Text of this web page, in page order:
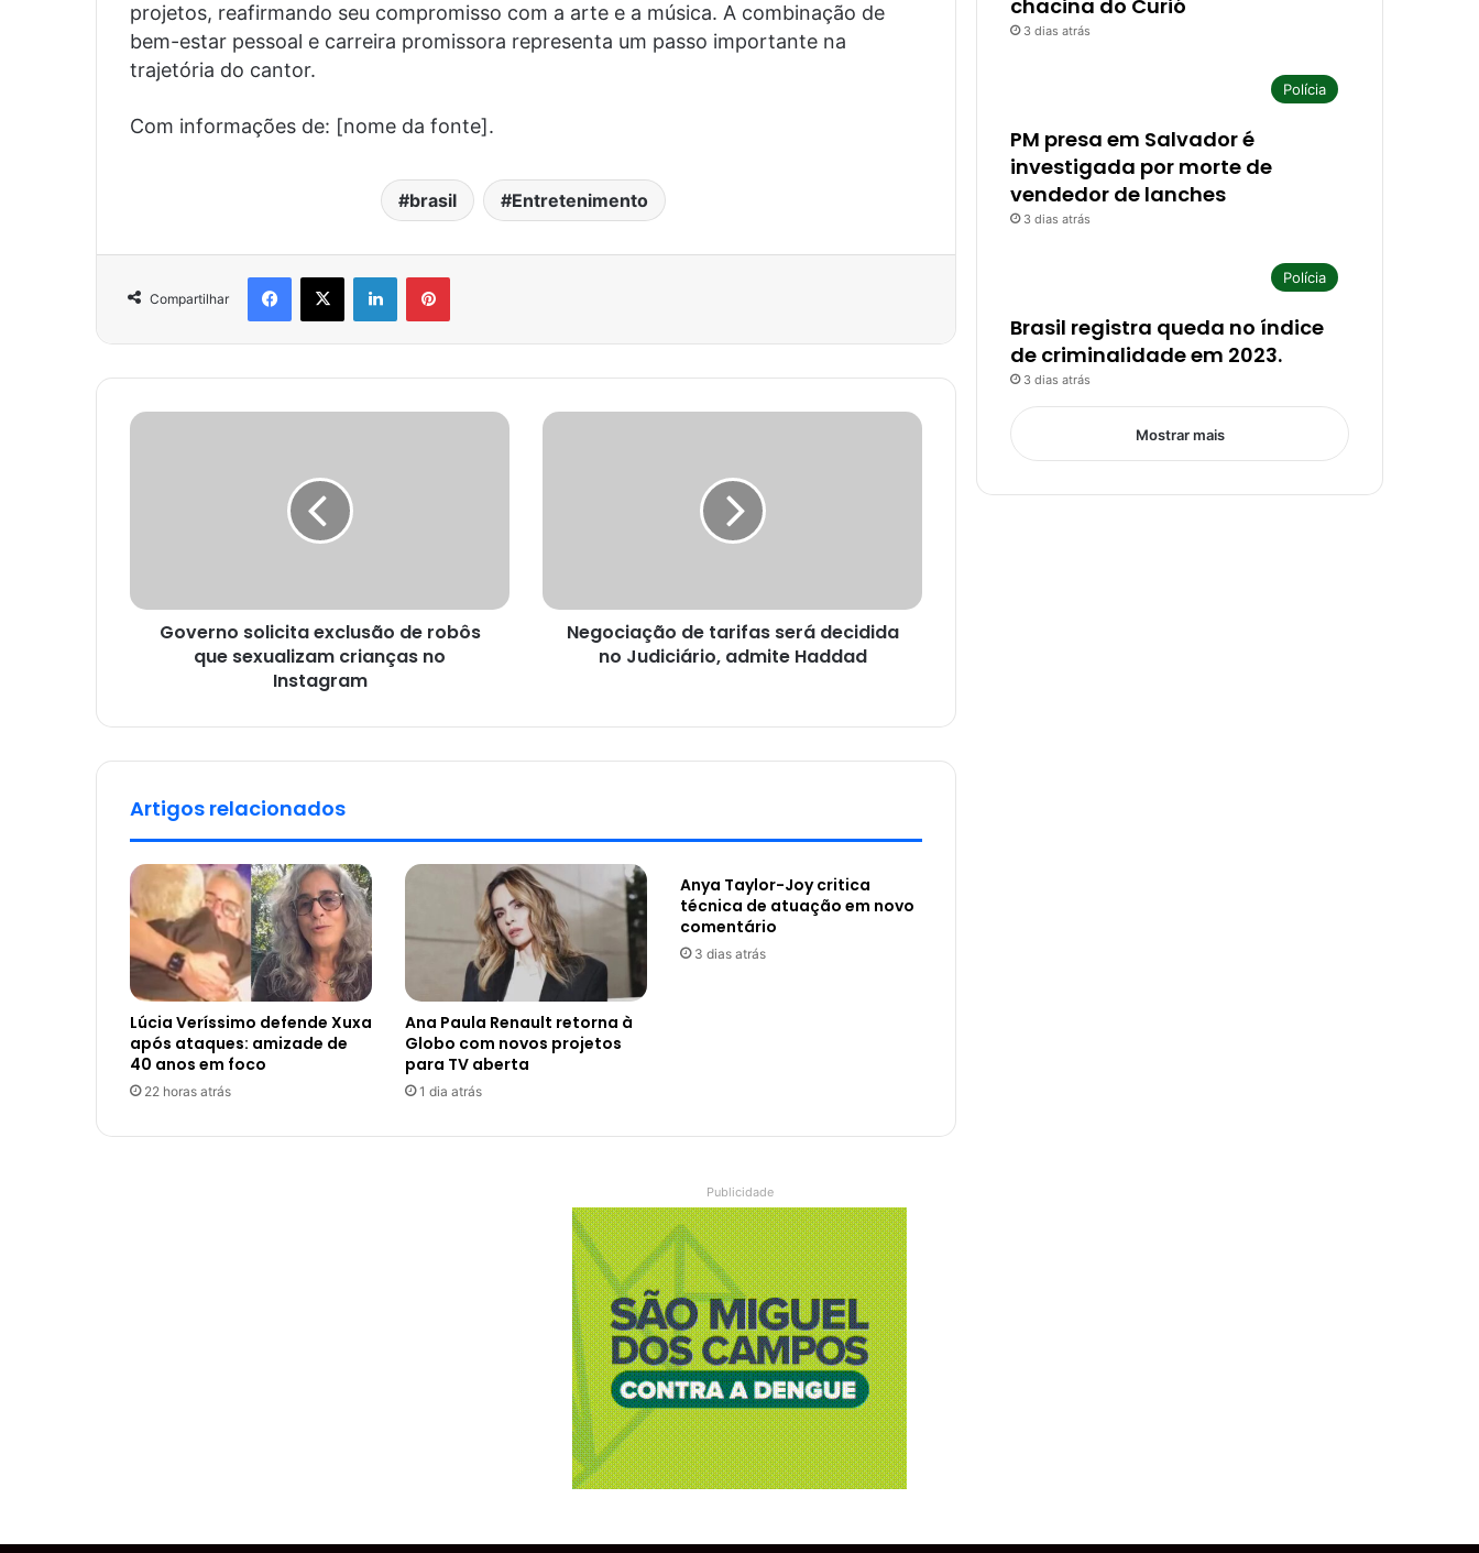
projetos, reafirmando seu compromisso com a arte e a música. A combinação de
bem-estar pessoal e carreira promissora representa um passo importante na
trajetória do cantor.
Com informações de: [nome da fonte].
brasil Entretenimento
Compartilhar
Facebook
X LinkedinPinterest
Governo solicita exclusão de robôs
que sexualizam crianças no
Instagram
Negociação de tarifas será decidida
no Judiciário, admite Haddad
Artigos relacionados
Lúcia Veríssimo defende Xuxa
após ataques: amizade de
40 anos em foco
22 horas atrás
Ana Paula Renault retorna à
Globo com novos projetos
para TV aberta
1 dia atrás
Anya Taylor-Joy critica
técnica de atuação em novo
comentário
3 dias atrás
chacina do Curió
3 dias atrás
Polícia
PM presa em Salvador é
investigada por morte de
vendedor de lanches
3 dias atrás
Polícia
Brasil registra queda no índice
de criminalidade em 2023.
3 dias atrás
Mostrar mais
Publicidade